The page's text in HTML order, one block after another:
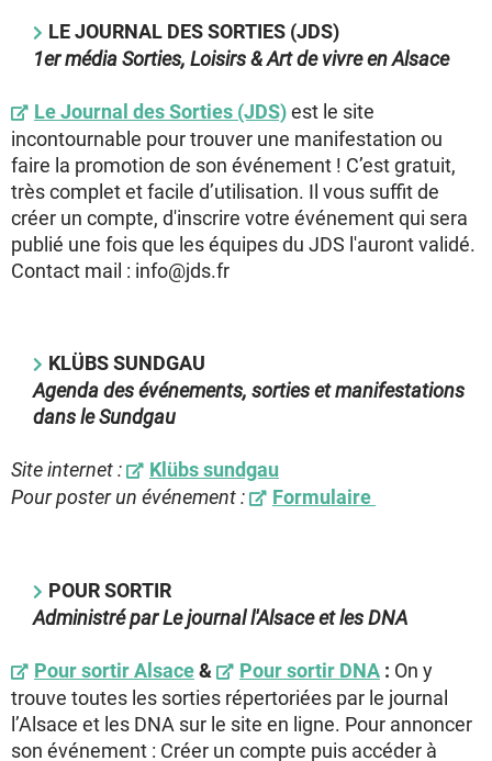
LE JOURNAL DES SORTIES (JDS)
1er média Sorties, Loisirs & Art de vivre en Alsace
Le Journal des Sorties (JDS)est le site
incontournable pour trouver une manifestation ou
faire la promotion de son événement ! C’est gratuit,
très complet et facile d’utilisation. Il vous suffit de
créer un compte, d'inscrire votre événement qui sera
publié une fois que les équipes du JDS l'auront validé.
Contact mail : info@jds.fr
KLÜBS SUNDGAU
Agenda des événements, sorties et manifestations
dans le Sundgau
Site internet :
Klübs sundgau
Pour poster un événement :
Formulaire
POUR SORTIR
Administré par Le journal l'Alsace et les DNA
Pour sortir Alsace& Pour sortir DNA : On y
trouve toutes les sorties répertoriées par le journal
l’Alsace et les DNA sur le site en ligne. Pour annoncer
son événement : Créer un compte puis accéder à